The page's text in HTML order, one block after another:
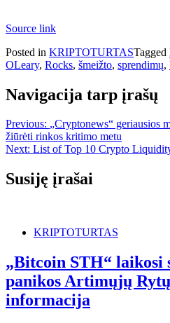
Source link
Posted in KRIPTOTURTASTagged
OLeary, Rocks, šmeižto, sprendimų,
Navigacija tarp įrašų
Previous: „Cryptonews“ geriausios
žiūrėti rinkos kritimo metu
Next: List of Top 10 Crypto
Susiję įrašai
KRIPTOTURTAS
„Bitcoin STH“ laikosi
panikos Artimųjų
informacija